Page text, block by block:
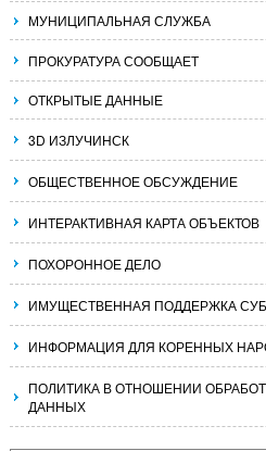
МУНИЦИПАЛЬНАЯ СЛУЖБА
ПРОКУРАТУРА СООБЩАЕТ
ОТКРЫТЫЕ ДАННЫЕ
3D ИЗЛУЧИНСК
ОБЩЕСТВЕННОЕ ОБСУЖДЕНИЕ
ИНТЕРАКТИВНАЯ КАРТА ОБЪЕКТОВ
ПОХОРОННОЕ ДЕЛО
ИМУЩЕСТВЕННАЯ ПОДДЕРЖКА
ИНФОРМАЦИЯ ДЛЯ КОРЕННЫХ
ПОЛИТИКА В ОТНОШЕНИИ
ДАННЫХ